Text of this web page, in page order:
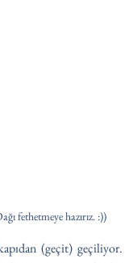
fethetmeye hazırız. :))
(geçit) geçiliyor.